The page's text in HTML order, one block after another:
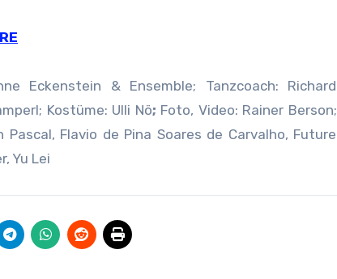
Eckenstein & Ensemble; Tanzcoach: Richard
Kostüme: Ulli Nö; Foto, Video: Rainer Berson;
Flavio de Pina Soares de Carvalho, Future
Yu Lei